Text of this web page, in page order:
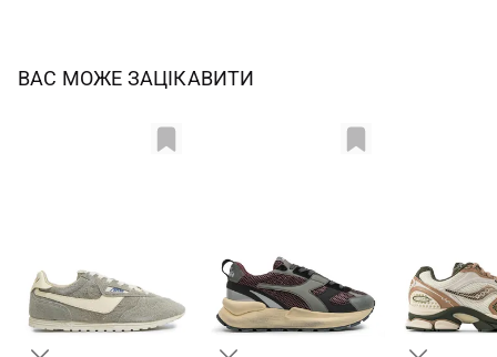
ВАС МОЖЕ ЗАЦІКАВИТИ